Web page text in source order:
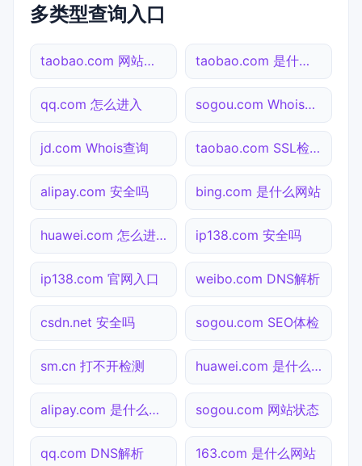
多类型查询入口
taobao.com 网站状态 taobao.com 是什么网站
qq.com 怎么进入 sogou.com Whois查询
jd.com Whois查询 taobao.com SSL检测
alipay.com 安全吗 bing.com 是什么网站
huawei.com 怎么进入 ip138.com 安全吗
ip138.com 官网入口 weibo.com DNS解析
csdn.net 安全吗 sogou.com SEO体检
sm.cn 打不开检测 huawei.com 是什么网站
alipay.com 是什么网站 sogou.com 网站状态
qq.com DNS解析 163.com 是什么网站